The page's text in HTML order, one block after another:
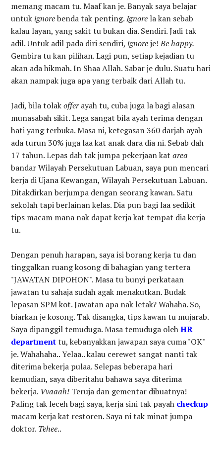
memang macam tu. Maaf kan je. Banyak saya belajar
untuk ignorebenda tak penting.Ignore la kan sebab
kalau layan, yang sakit tu bukan dia. Sendiri. Jadi tak
adil. Untuk adil pada diri sendiri, ignoreje!Be happy.
Gembira tu kan pilihan. Lagi pun, setiap kejadian tu
akan ada hikmah. In Shaa Allah. Sabar je dulu. Suatu hari
akan nampak juga apa yang terbaik dari Allah tu.
Jadi, bila tolakofferayah tu, cuba juga la bagi alasan
munasabah sikit. Lega sangat bila ayah terima dengan
hati yang terbuka. Masa ni, ketegasan 360 darjah ayah
ada turun 30% juga laa kat anak dara dia ni. Sebab dah
17 tahun. Lepas dah tak jumpa pekerjaan katarea
bandar Wilayah Persekutuan Labuan, saya pun mencari
kerja di Ujana Kewangan, Wilayah Persekutuan Labuan.
Ditakdirkan berjumpa dengan seorang kawan. Satu
sekolah tapi berlainan kelas. Dia pun bagi laa sedikit
tips macam mana nak dapat kerja kat tempat dia kerja
tu.
Dengan penuh harapan, saya isi borang kerja tu dan
tinggalkan ruang kosong di bahagian yang tertera
"JAWATAN DIPOHON". Masa tu bunyi perkataan
jawatan tu sahaja sudah agak menakutkan. Budak
lepasan SPM kot. Jawatan apa nak letak? Wahaha. So,
biarkan je kosong. Tak disangka, tips kawan tu mujarab.
Saya dipanggil temuduga. Masa temuduga olehHR
departmenttu, kebanyakkan jawapan saya cuma "OK"
je. Wahahaha.. Yelaa.. kalau cerewet sangat nanti tak
diterima bekerja pulaa. Selepas beberapa hari
kemudian, saya diberitahu bahawa saya diterima
bekerja. Vvaaah! Teruja dan gementar dibuatnya!
Paling tak leceh bagi saya, kerja sini tak payah checkup
macam kerja kat restoren. Saya ni tak minat jumpa
doktor. Tehee..